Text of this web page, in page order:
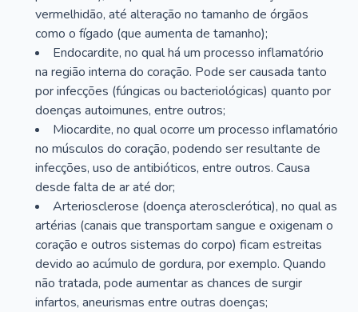
vermelhidão, até alteração no tamanho de órgãos
como o fígado (que aumenta de tamanho);
Endocardite, no qual há um processo inflamatório
na região interna do coração. Pode ser causada tanto
por infecções (fúngicas ou bacteriológicas) quanto por
doenças autoimunes, entre outros;
Miocardite, no qual ocorre um processo inflamatório
no músculos do coração, podendo ser resultante de
infecções, uso de antibióticos, entre outros. Causa
desde falta de ar até dor;
Arteriosclerose (doença aterosclerótica), no qual as
artérias (canais que transportam sangue e oxigenam o
coração e outros sistemas do corpo) ficam estreitas
devido ao acúmulo de gordura, por exemplo. Quando
não tratada, pode aumentar as chances de surgir
infartos, aneurismas entre outras doenças;